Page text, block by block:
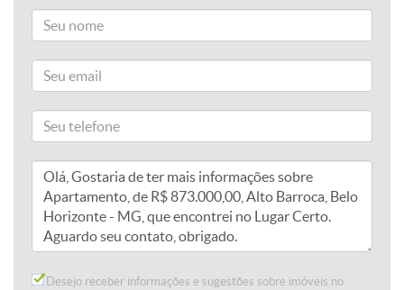
Desejo receber informações e sugestões sobre imóveis no